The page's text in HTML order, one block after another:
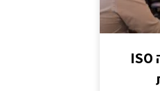
חמדאן ג'לולי – מומחה ISO